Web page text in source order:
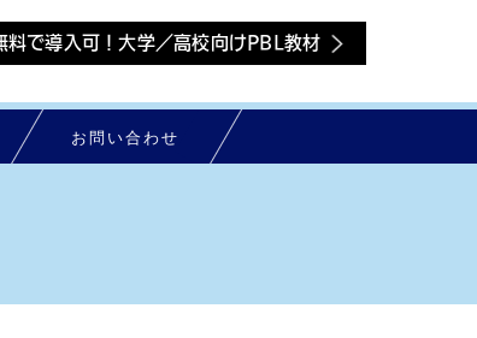
料で導入可！大学／高校向けPBL教材
お問い合わせ